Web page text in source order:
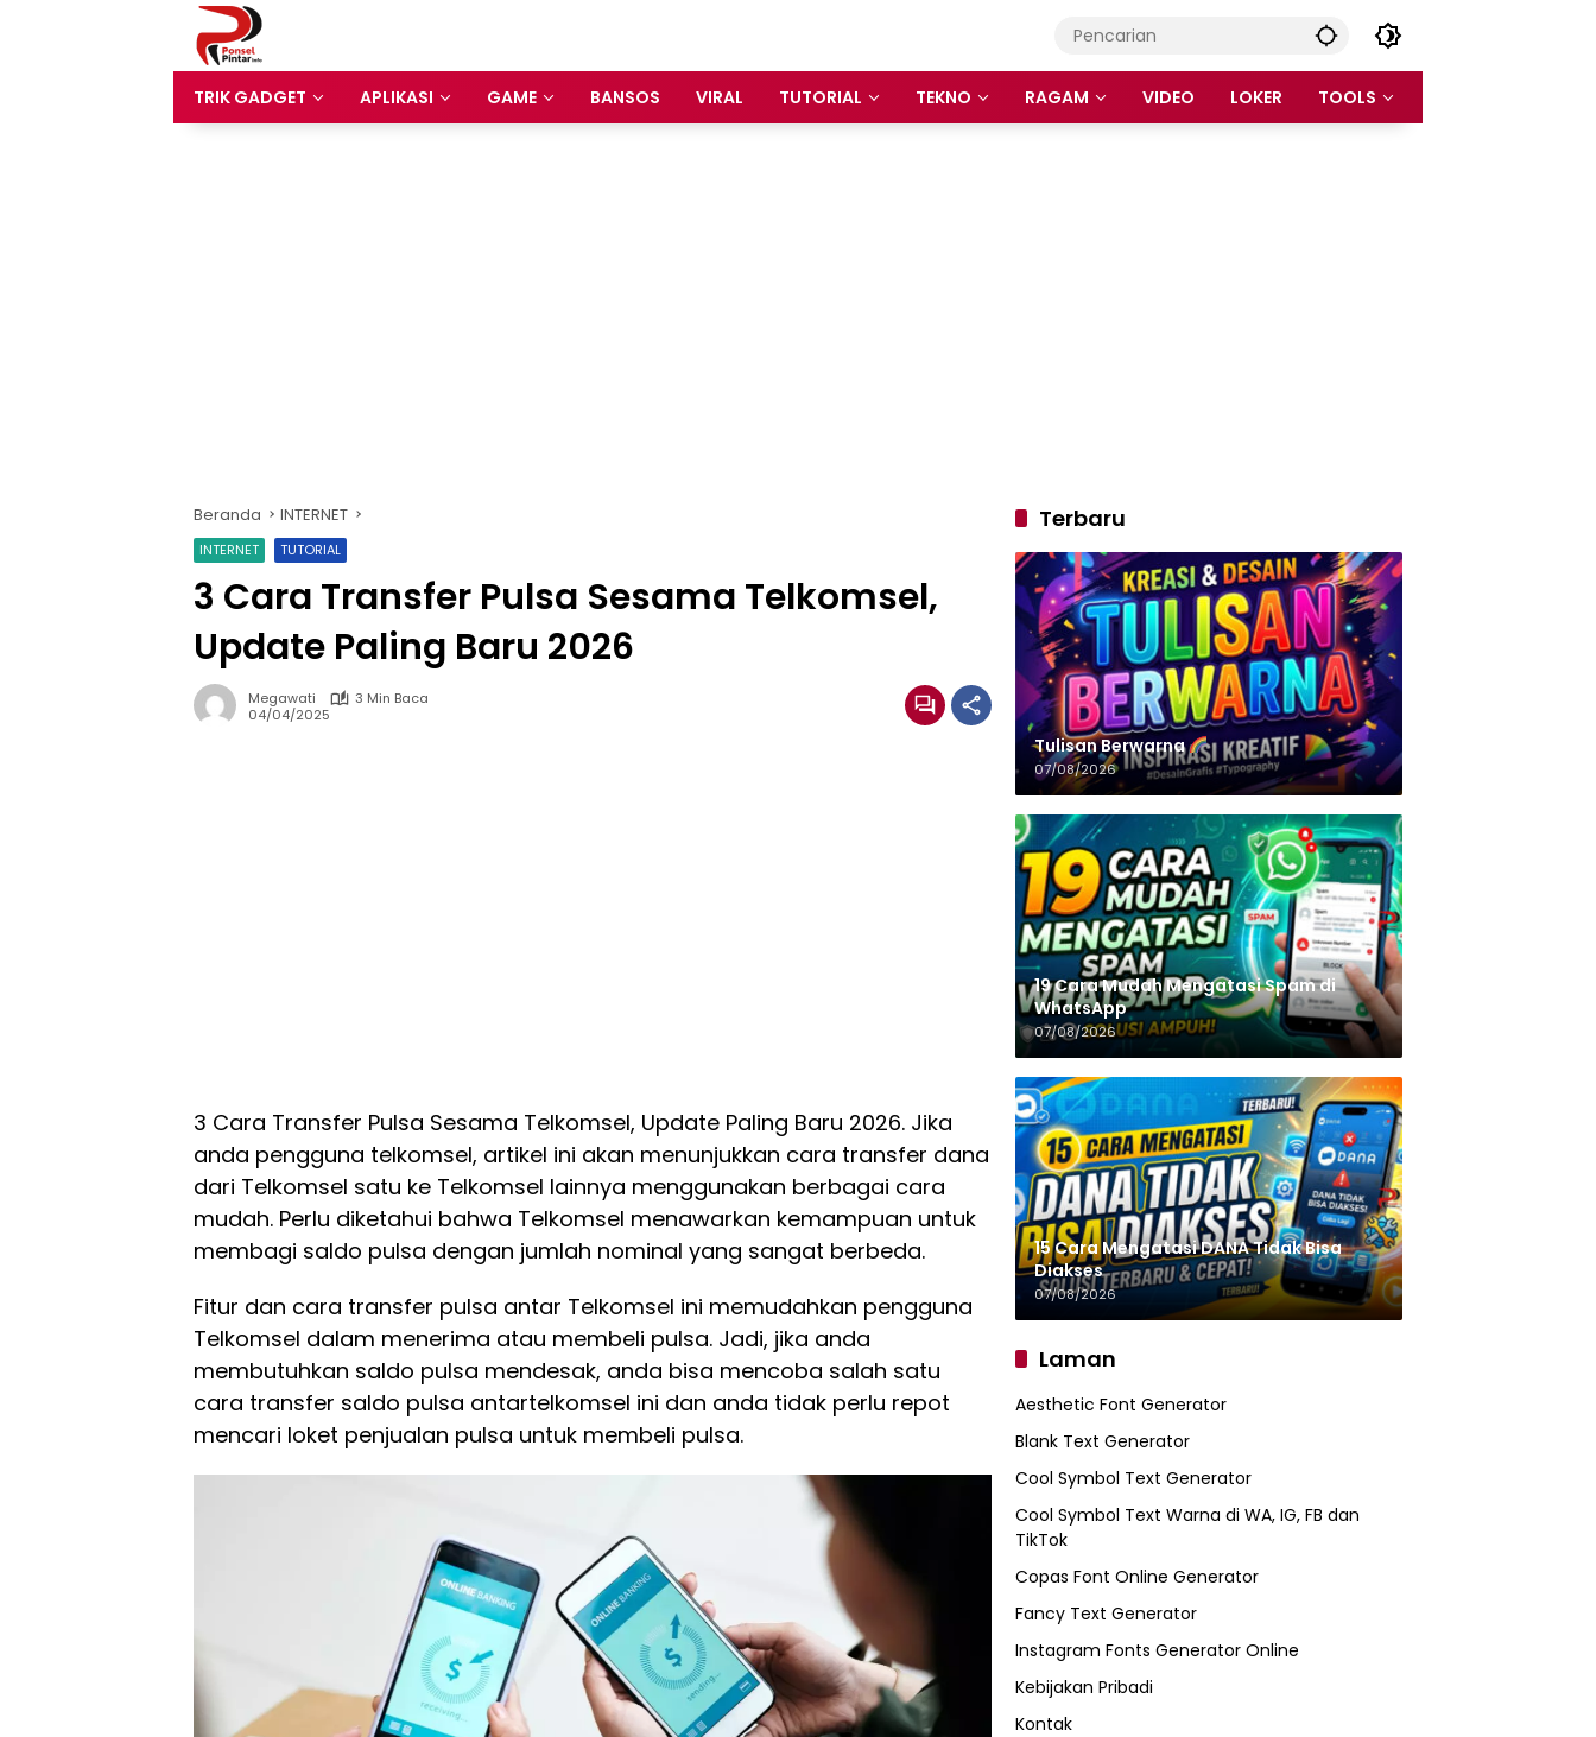
TRIK GADGET
APLIKASI GAME BANSOS VIRAL TUTORIAL TEKNO RAGAM VIDEO LOKER TOOLS
Beranda INTERNET
INTERNET TUTORIAL
3 Cara Transfer Pulsa Sesama Telkomsel,
Update Paling Baru 2026
Megawati
3 Min Baca
04/04/2025
3 Cara Transfer Pulsa Sesama Telkomsel, Update Paling Baru 2026. Jika
anda pengguna telkomsel, artikel ini akan menunjukkan cara transfer dana
dari Telkomsel satu ke Telkomsel lainnya menggunakan berbagai cara
mudah. Perlu diketahui bahwa Telkomsel menawarkan kemampuan untuk
membagi saldo pulsa dengan jumlah nominal yang sangat berbeda.
Fitur dan cara transfer pulsa antar Telkomsel ini memudahkan pengguna
Telkomsel dalam menerima atau membeli pulsa. Jadi, jika anda
membutuhkan saldo pulsa mendesak, anda bisa mencoba salah satu
cara transfer saldo pulsa antartelkomsel ini dan anda tidak perlu repot
mencari loket penjualan pulsa untuk membeli pulsa.
Terbaru
Tulisan‌‌‌‌‌‌‌‌‌‌‌‌‌‌‌‌ Berwarna
07/08/2026
19 Cara Mudah Mengatasi Spam di
WhatsApp
07/08/2026
15 Cara Mengatasi DANA Tidak Bisa
Diakses
07/08/2026
Laman
Aesthetic Font Generator
Blank Text Generator
Cool Symbol Text Generator
Cool Symbol Text Warna di WA, IG, FB dan
TikTok
Copas Font Online Generator
Fancy Text Generator
Instagram Fonts Generator Online
Kebijakan Pribadi
Kontak